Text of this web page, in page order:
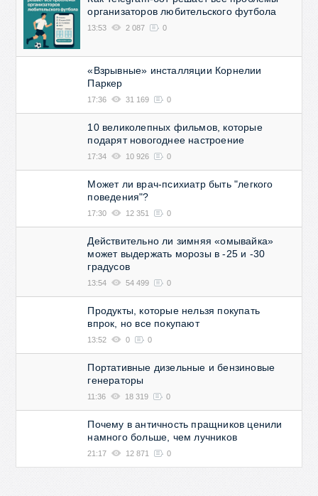
организаторов любительского футбола
13:53 2 087 0
«Взрывные» инсталляции Корнелии
Паркер
17:36 31 169 0
10 великолепных фильмов, которые
подарят новогоднее настроение
17:34 10 926 0
Может ли врач-психиатр быть "легкого
поведения"?
17:30 12 351 0
Действительно ли зимняя «омывайка»
может выдержать морозы в -25 и -30
градусов
13:54 54 499 0
Продукты, которые нельзя покупать
впрок, но все покупают
13:52 0 0
Портативные дизельные и бензиновые
генераторы
11:36 18 319 0
Почему в античность пращников ценили
намного больше, чем лучников
21:17 12 871 0